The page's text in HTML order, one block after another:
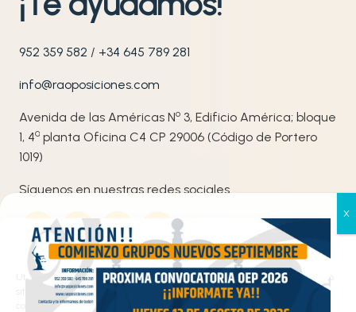
Gestionar el consentimiento
de las cookies
Utilizamos cookies propias y de terceros para analizar el tráfico en nuestro
sitio web y personalizar el contenido. Puede aceptar todas las cookies,
configurarlas según sus preferencias o rechazarlas.
952 359 582 / +34 645 789 281
info@raoposiciones.com
Avenida de las Américas No 3, Edificio América; bloque
1, 4ª planta Oficina C4 CP 29006 (Código de Portero
1019)
Síguenos en nuestras redes sociales